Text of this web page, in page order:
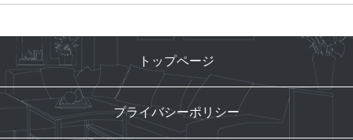
トップページ
プライバシーポリシー